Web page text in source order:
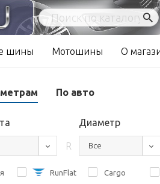
шины Мотошины О
По авто
Диаметр
R Все
RunFlat Cargo